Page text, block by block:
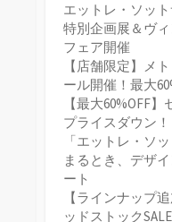
エットレ・ソッ
特別企画展＆ヴ
フェア開催
【店舗限定】メ
ール開催！最大
【最大60%OFF
プライスダウン！
「エットレ・ソ
まるとき、デザ
ート
【ラインナップ
ッドストック